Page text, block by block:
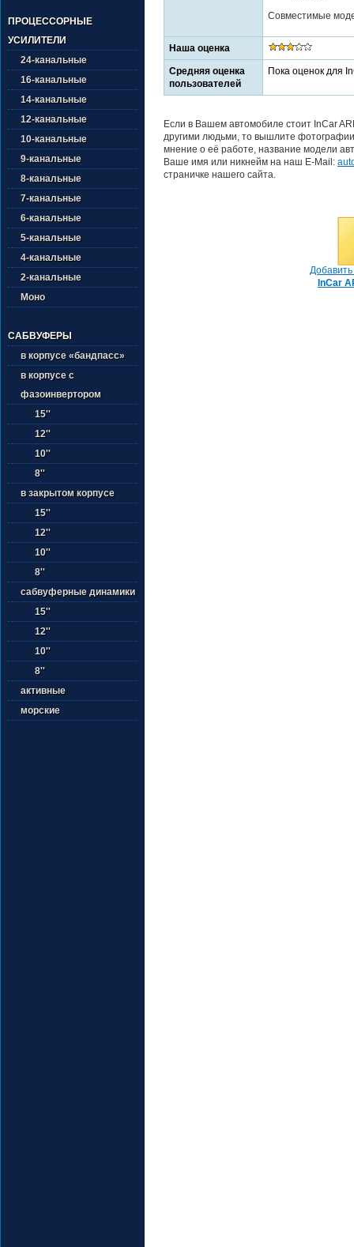
ПРОЦЕССОРНЫЕ
УСИЛИТЕЛИ
24-канальные
16-канальные
14-канальные
12-канальные
10-канальные
9-канальные
8-канальные
7-канальные
6-канальные
5-канальные
4-канальные
2-канальные
Моно
САБВУФЕРЫ
в корпусе «бандпасс»
в корпусе с
фазоинвертором
15''
12''
10''
8''
в закрытом корпусе
15''
12''
10''
8''
сабвуферные динамики
15''
12''
10''
8''
активные
морские
Совместимые
Наша оценка
Средняя оценка
пользователей
Пока оценок для
Если в Вашем автомобиле стоит InCar
другими людьми, то вышлите
мнение о её работе, название модели
Ваше имя или никнейм на наш E-Mail:
страничке нашего сайта.
InCar